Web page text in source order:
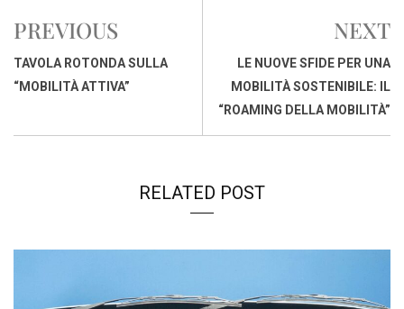
o
o
k
A
p
p
I
s
PREVIOUS
TAVOLA ROTONDA SULLA
“MOBILITÀ ATTIVA”
NEXT
LE NUOVE SFIDE PER UNA
MOBILITÀ SOSTENIBILE: IL
“ROAMING DELLA MOBILITÀ”
RELATED POST